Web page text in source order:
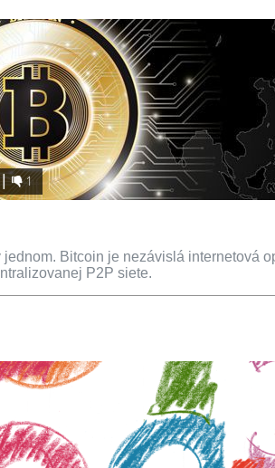
1
Bitcoin je nezávislá internetová
P2P siete.